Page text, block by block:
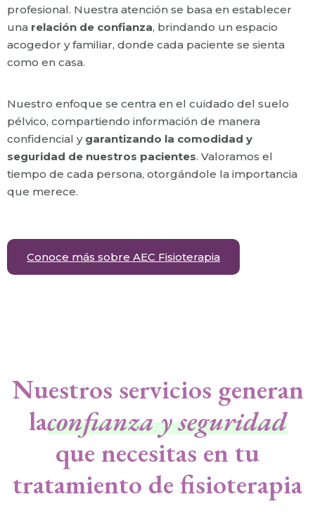
profesional. Nuestra atención se basa en establecer
una relación de confianza, brindando un espacio
acogedor y familiar, donde cada paciente se sienta
como en casa.
Nuestro enfoque se centra en el cuidado del suelo
pélvico, compartiendo información de manera
confidencial y garantizando la comodidad y
seguridad de nuestros pacientes. Valoramos el
tiempo de cada persona, otorgándole la importancia
que merece.
Conoce más sobre AEC Fisioterapia
Nuestros servicios generan
laconfianza y seguridad
que necesitas en tu
tratamiento de fisioterapia